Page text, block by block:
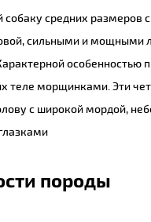
средних размеров
сильными и мощными
особенностью
теле морщинками. Эти
с широкой мордой,
породы